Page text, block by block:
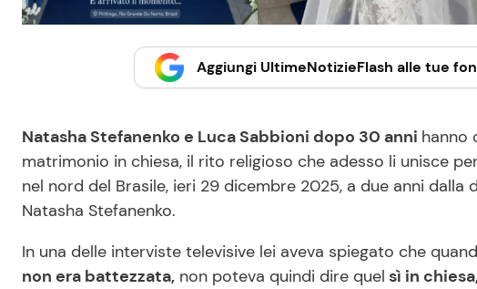
Aggiungi UltimeNotizieFlash alle tue
Natasha Stefanenko e Luca Sabbioni dopo 30 anni hanno
matrimonio in chiesa, il rito religioso che adesso li unisce
nel nord del Brasile, ieri 29 dicembre 2025, a due anni
Natasha Stefanenko.
In una delle interviste televisive lei aveva spiegato che
non era battezzata, non poteva quindi dire quel sì in